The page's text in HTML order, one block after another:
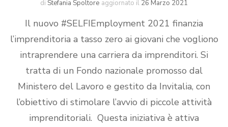
di Stefania Spoltore aggiornato il 26 Marzo 2021
Il nuovo #SELFIEmployment 2021 finanzia
l’imprenditoria a tasso zero ai giovani che vogliono
intraprendere una carriera da imprenditori. Si
tratta di un Fondo nazionale promosso dal
Ministero del Lavoro e gestito da Invitalia, con
l’obiettivo di stimolare l’avvio di piccole attività
imprenditoriali. Questa iniziativa è attiva